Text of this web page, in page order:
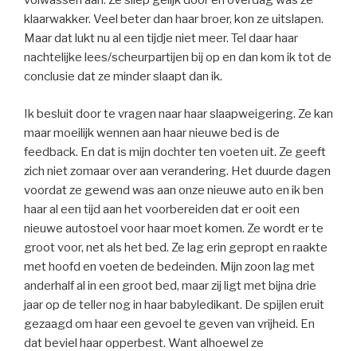
klaarwakker. Veel beter dan haar broer, kon ze uitslapen.
Maar dat lukt nu al een tijdje niet meer. Tel daar haar
nachtelijke lees/scheurpartijen bij op en dan kom ik tot de
conclusie dat ze minder slaapt dan ik.
Ik besluit door te vragen naar haar slaapweigering. Ze kan
maar moeilijk wennen aan haar nieuwe bed is de
feedback. En dat is mijn dochter ten voeten uit. Ze geeft
zich niet zomaar over aan verandering. Het duurde dagen
voordat ze gewend was aan onze nieuwe auto en ik ben
haar al een tijd aan het voorbereiden dat er ooit een
nieuwe autostoel voor haar moet komen. Ze wordt er te
groot voor, net als het bed. Ze lag erin gepropt en raakte
met hoofd en voeten de bedeinden. Mijn zoon lag met
anderhalf al in een groot bed, maar zij ligt met bijna drie
jaar op de teller nog in haar babyledikant. De spijlen eruit
gezaagd om haar een gevoel te geven van vrijheid. En
dat beviel haar opperbest. Want alhoewel ze